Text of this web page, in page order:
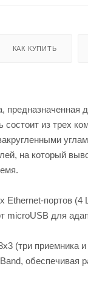
КАК КУПИТЬ
из трех
на который
Ethernet-портов
microUSB для
(три приемника
обеспечивая